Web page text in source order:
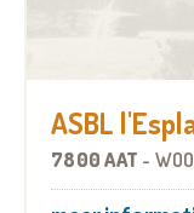
ASBL
7800 AAT -